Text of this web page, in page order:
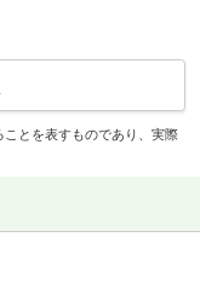
とを表すものであり、実際